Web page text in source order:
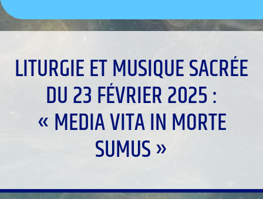
LITURGIE ET MUSIQUE SACRÉE
DU 23 FÉVRIER 2025 :
« MEDIA VITA IN MORTE
SUMUS »